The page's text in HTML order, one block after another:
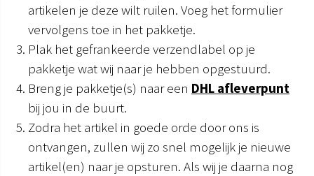
artikelen je deze wilt ruilen. Voeg het formulier
vervolgens toe in het pakketje.
Plak het gefrankeerde verzendlabel op je
pakketje wat wij naar je hebben opgestuurd.
Breng je pakketje(s) naar een DHL afleverpunt
bij jou in de buurt.
Zodra het artikel in goede orde door ons is
ontvangen, zullen wij zo snel mogelijk je nieuwe
artikel(en) naar je opsturen. Als wij je daarna nog